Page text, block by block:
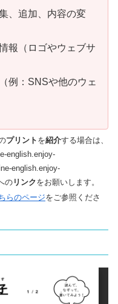
、追加、内容の変
報（ロゴやウェブサ
例：SNSや他のウェ
プリント を紹介する場合は、
english.enjoy-
english.enjoy-
の リンクをお願いします。
らのページをご参照くださ